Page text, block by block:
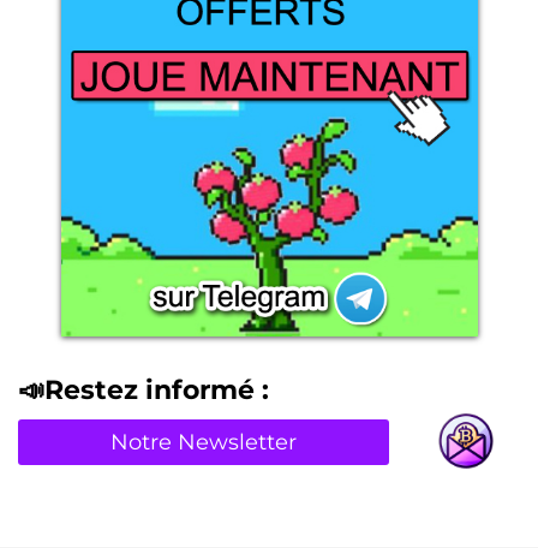
📣Restez informé :
Notre Newsletter